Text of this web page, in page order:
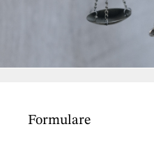
Formulare